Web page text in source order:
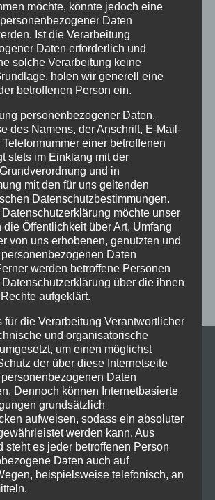
Anfängerkurs
Boogie
Corona Coronavirus
Dance
Tanzschule Einsteigerkurs
Fitness
Fitnessprogramm
Gesellschaftstanz
Immenstadt
Jugendliche online
Paartanz
Immenstadt
Silvester
Streetdance tanzen
Tanzen lernen
Tanzschule
Tanzschulfamilie
Workout
Workshop
Zumba Zumba Kurs Übungsabend
möchte, könnte jedoch eine
Daten
Ist die Verarbeitung
Daten erforderlich und
solche Verarbeitung keine
holen wir generell eine
betroffenen Person ein.
personenbezogener Daten,
des Namens, der Anschrift, E-Mail-
einer betroffenen
stets im Einklang mit der
und in
mit den für uns geltenden
Datenschutzbestimmungen.
möchte unser
die Öffentlichkeit über Art, Umfang
von uns erhobenen, genutzten und
Daten
werden betroffene Personen
über die ihnen
aufgeklärt.
für die Verarbeitung Verantwortlicher
und organisatorische
um einen möglichst
der über diese Internetseite
Daten
Dennoch können Internetbasierte
grundsätzlich
aufweisen, sodass ein absoluter
werden kann. Aus
steht es jeder betroffenen Person
Daten auch auf
beispielsweise telefonisch, an